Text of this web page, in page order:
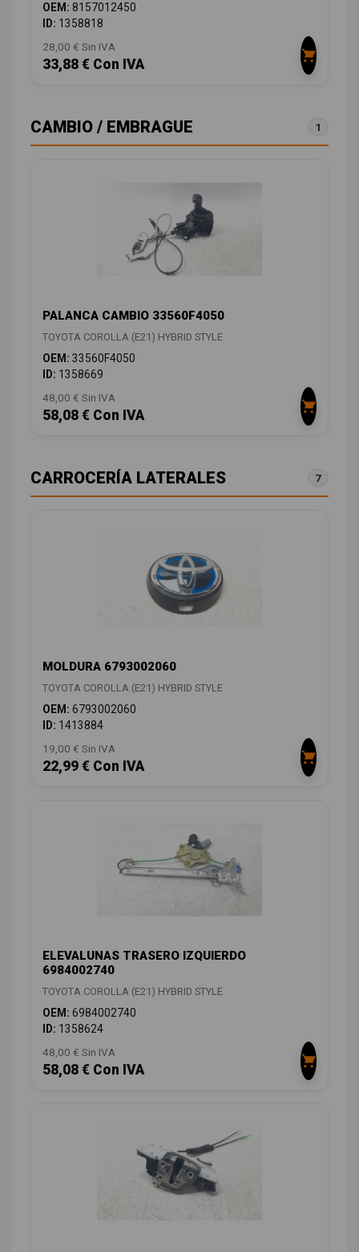
OEM: 8157012450
ID: 1358818
28,00 € Sin IVA
33,88 € Con IVA
CAMBIO / EMBRAGUE 1
PALANCA CAMBIO 33560F4050
TOYOTA COROLLA (E21) HYBRID STYLE
OEM: 33560F4050
ID: 1358669
48,00 € Sin IVA
58,08 € Con IVA
CARROCERÍA LATERALES 7
MOLDURA 6793002060
TOYOTA COROLLA (E21) HYBRID STYLE
OEM: 6793002060
ID: 1413884
19,00 € Sin IVA
22,99 € Con IVA
ELEVALUNAS TRASERO IZQUIERDO
6984002740
TOYOTA COROLLA (E21) HYBRID STYLE
OEM: 6984002740
ID: 1358624
48,00 € Sin IVA
58,08 € Con IVA